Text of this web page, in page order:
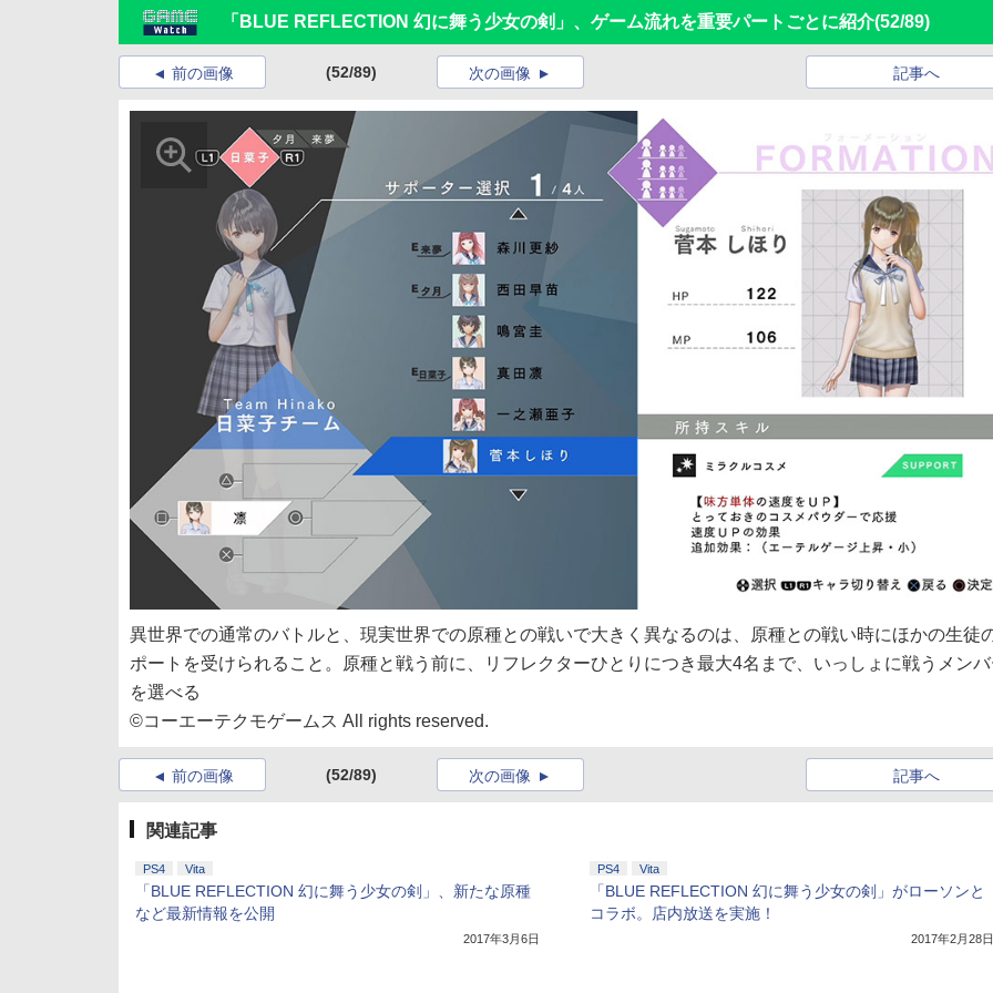
「BLUE REFLECTION 幻に舞う少女の剣」、ゲーム流れを重要パートごとに紹介(52/89)
前の画像 (52/89) 次の画像 記事へ
異世界での通常のバトルと、現実世界での原種との戦いで大きく異なるのは、原種との戦い時にほかの生徒
ポートを受けられること。原種と戦う前に、リフレクターひとりにつき最大4名まで、いっしょに戦うメンバ
を選べる
©コーエーテクモゲームス All rights reserved.
前の画像 (52/89) 次の画像 記事へ
関連記事
PS4 Vita
「BLUE REFLECTION 幻に舞う少女の剣」、新たな原種
など最新情報を公開
2017年3月6日
PS4 Vita
「BLUE REFLECTION 幻に舞う少女の剣」がローソンと
コラボ。店内放送を実施！
2017年2月28日